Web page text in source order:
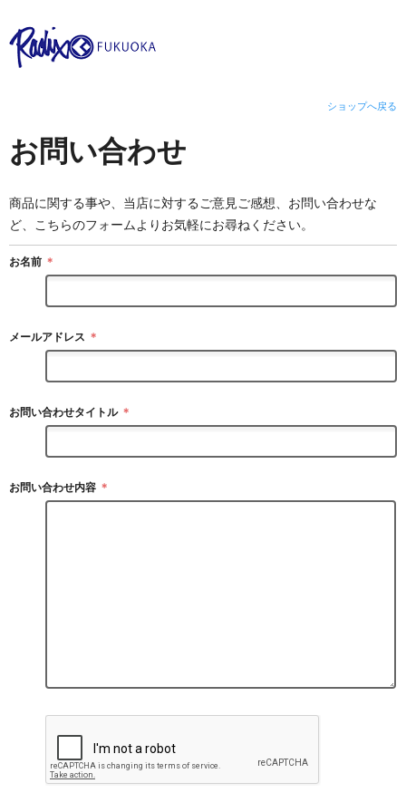
ショップへ戻る
お問い合わせ
商品に関する事や、当店に対するご意見ご感想、お問い合わせな
ど、こちらのフォームよりお気軽にお尋ねください。
お名前 ＊
メールアドレス ＊
お問い合わせタイトル ＊
お問い合わせ内容 ＊